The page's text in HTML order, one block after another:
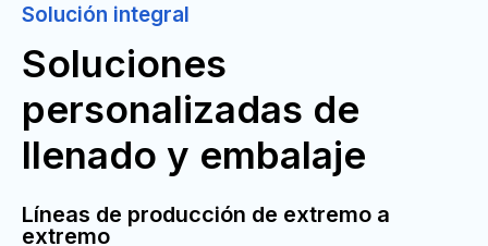
Solución integral
Soluciones
personalizadas de
llenado y embalaje
Líneas de producción de extremo a
extremo